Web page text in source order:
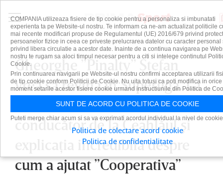
Gheorghe ”Pinalty” Ştefan
vrea să revină în Superliga. La
ce club activează fostul
conducător de la Ceahlăul şi
explicaţia incredibilă despre
cum a ajutat ”Cooperativa”
COMPANIA utilizeaza fisiere de tip cookie pentru a personaliza si imbunatati
experienta ta pe Website-ul nostru. Te informam ca ne-am actualizat politicile
mai recente modificari propuse de Regulamentul (UE) 2016/679 privind
persoanelor fizice in ceea ce priveste prelucrarea datelor cu caracter personal
privind libera circulatie a acestor date. Inainte de a continua navigarea pe
nostru te rugam sa aloci timpul necesar pentru a citi si intelege continutul
Cookie.
Prin continuarea navigarii pe Website-ul nostru confirmi acceptarea utilizarii
de tip cookie conform Politicii de Cookie. Nu uita totusi ca poti modifica in orice
moment setarile acestor fisiere cookie urmand instructiunile din Politica de
SUNT DE ACORD CU POLITICA DE COOKIE
Puteti merge chiar acum si sa va exprimati acordul individual la nivel de
Politica de colectare acord cookie
Politica de confidentialitate